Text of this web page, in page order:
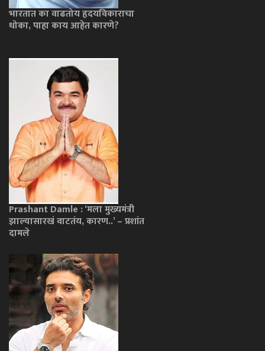
भारतात का वाढतोय हृदयविकाराचा
धोका, पाहा काय आहेत कारणे?
Prashant Damle : ‘मला मुख्यमंत्री
झाल्यासारखं वाटतंय, कारण..’ – प्रशांत
दामले